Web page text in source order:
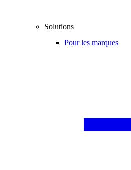
Solutions
Pour les marques